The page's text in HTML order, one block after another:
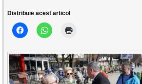
Distribuie acest articol